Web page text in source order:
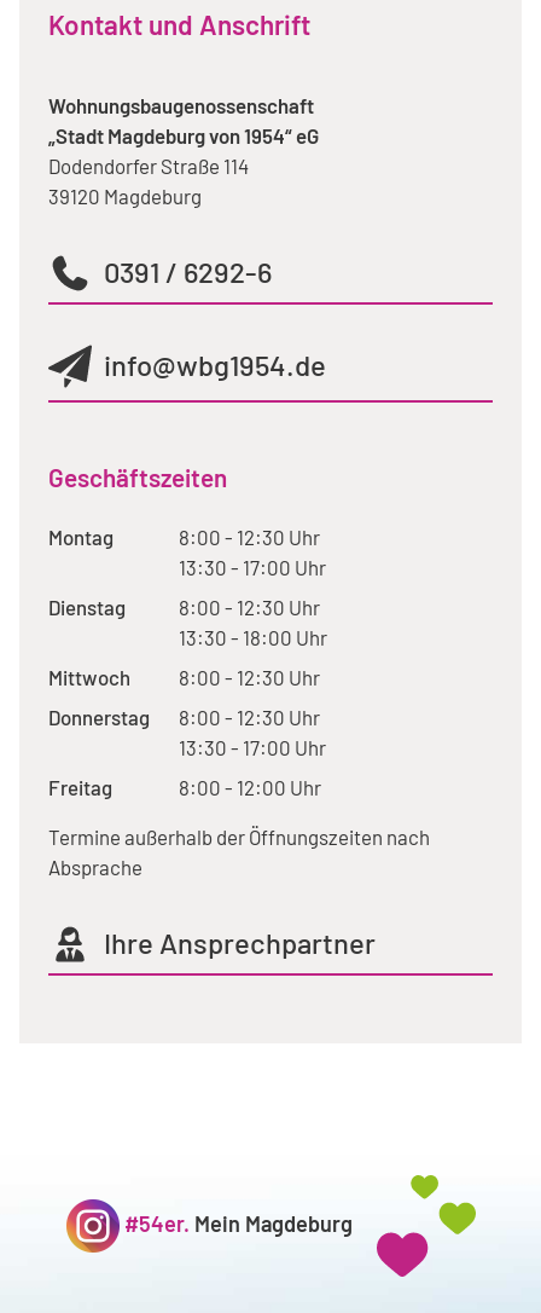
Kontakt und Anschrift
Wohnungsbaugenossenschaft
„Stadt Magdeburg von 1954“ eG
Dodendorfer Straße 114
39120 Magdeburg
0391 / 6292-6
info@wbg1954.de
Geschäftszeiten
Montag
8:00 - 12:30 Uhr
13:30 - 17:00 Uhr
Dienstag
8:00 - 12:30 Uhr
13:30 - 18:00 Uhr
Mittwoch
8:00 - 12:30 Uhr
Donnerstag
8:00 - 12:30 Uhr
13:30 - 17:00 Uhr
Freitag
8:00 - 12:00 Uhr
Termine außerhalb der Öffnungszeiten nach
Absprache
Ihre Ansprechpartner
#54er. Mein Magdeburg